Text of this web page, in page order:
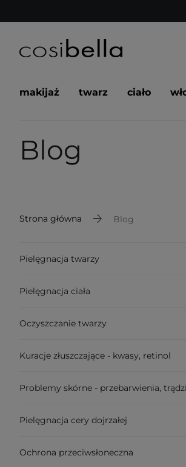
makijaż twarz ciało
Blog
Strona główna Blog
Pielęgnacja twarzy
Pielęgnacja ciała
Oczyszczanie twarzy
Kuracje złuszczające - kwasy, retinol
Problemy skórne - przebarwienia,
Pielęgnacja cery dojrzałej
Ochrona przeciwsłoneczna